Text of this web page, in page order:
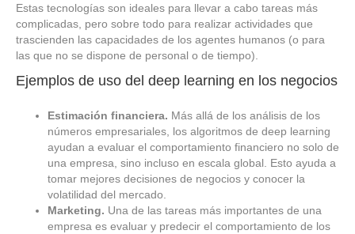
Estas tecnologías son ideales para llevar a cabo tareas más
complicadas, pero sobre todo para realizar actividades que
trascienden las capacidades de los agentes humanos (o para
las que no se dispone de personal o de tiempo).
Ejemplos de uso del deep learning en los negocios
Estimación financiera. Más allá de los análisis de los
números empresariales, los algoritmos de deep learning
ayudan a evaluar el comportamiento financiero no solo de
una empresa, sino incluso en escala global. Esto ayuda a
tomar mejores decisiones de negocios y conocer la
volatilidad del mercado.
Marketing. Una de las tareas más importantes de una
empresa es evaluar y predecir el comportamiento de los